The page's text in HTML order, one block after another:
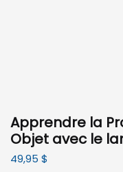
Apprendre la
Objet avec le
49,95 $